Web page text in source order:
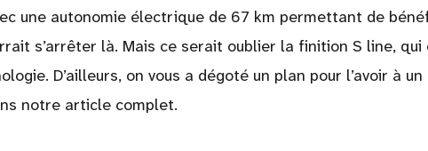
une autonomie électrique de 67 km permettant de
s’arrêter là. Mais ce serait oublier la finition S line,
D’ailleurs, on vous a dégoté un plan pour l’avoir à
notre article complet.